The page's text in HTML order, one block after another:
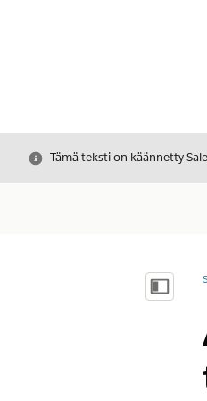
Sulje
Tämä teksti on käännetty
Näytä